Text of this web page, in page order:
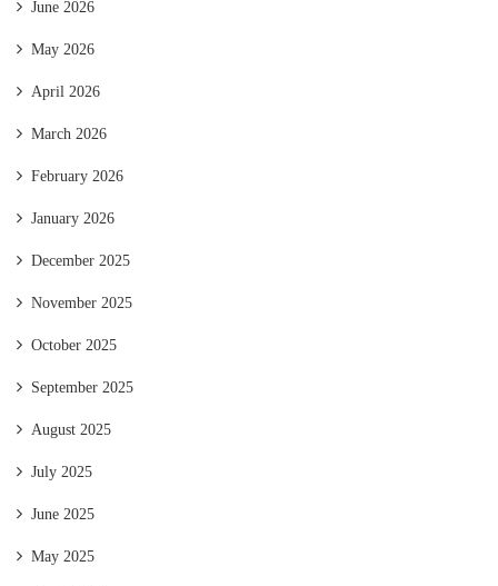
June 2026
May 2026
April 2026
March 2026
February 2026
January 2026
December 2025
November 2025
October 2025
September 2025
August 2025
July 2025
June 2025
May 2025